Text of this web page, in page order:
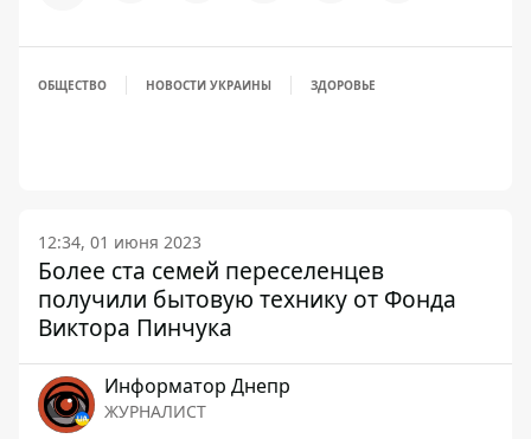
ОБЩЕСТВО НОВОСТИ УКРАИНЫ ЗДОРОВЬЕ
12:34, 01 июня 2023
Более ста семей переселенцев
получили бытовую технику от Фонда
Виктора Пинчука
Информатор Днепр
ЖУРНАЛИСТ